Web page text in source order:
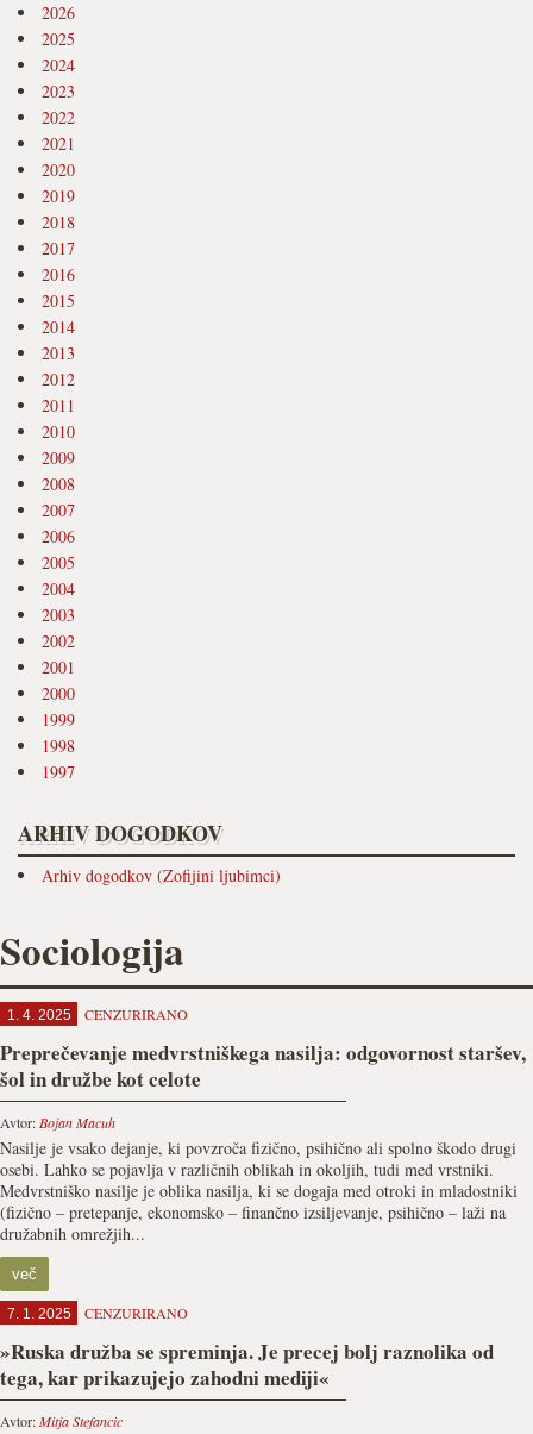
2026
2025
2024
2023
2022
2021
2020
2019
2018
2017
2016
2015
2014
2013
2012
2011
2010
2009
2008
2007
2006
2005
2004
2003
2002
2001
2000
1999
1998
1997
ARHIV DOGODKOV
Arhiv dogodkov (Zofijini ljubimci)
Sociologija
1. 4. 2025 CENZURIRANO
Preprečevanje medvrstniškega nasilja: odgovornost staršev,
šol in družbe kot celote
Avtor: Bojan Macuh
Nasilje je vsako dejanje, ki povzroča fizično, psihično ali spolno škodo drugi
osebi. Lahko se pojavlja v različnih oblikah in okoljih, tudi med vrstniki.
Medvrstniško nasilje je oblika nasilja, ki se dogaja med otroki in mladostniki
(fizično – pretepanje, ekonomsko – finančno izsiljevanje, psihično – laži na
družabnih omrežjih...
več
7. 1. 2025 CENZURIRANO
»Ruska družba se spreminja. Je precej bolj raznolika od
tega, kar prikazujejo zahodni mediji«
Avtor:Mitja Stefancic